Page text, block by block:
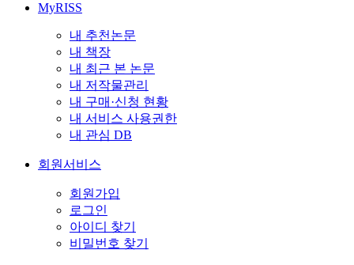
MyRISS
내 추천논문
내 책장
내 최근 본 논문
내 저작물관리
내 구매·신청 현황
내 서비스 사용권한
내 관심 DB
회원서비스
회원가입
로그인
아이디 찾기
비밀번호 찾기